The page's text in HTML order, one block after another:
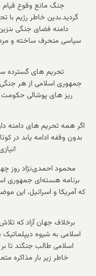
جنگ مانع وقوع قیام
گردید.بدین خاطر رژیم با
دامنه فضای جنگی
سیاسی منحرف ساخته و
تحریم های گسترده
جمهوری اسلامی از هر
ریز های پوشالی حکومت
اگر همه تحریم های دامنه
بدون وقفه ادامه یابد در
نیازی به یک جنگ خانمانسوز نیست!
محمود احمدی‌نژاد روز
برنامه هسته‌ای جمهوری
که آمریکا و اسرائیل، این
برخلاف جهان آزاد که
اسلامی به شیوه دیپلماتیک
اسلامی طالب جنگند تا
خاطر زیر بار مذاکره